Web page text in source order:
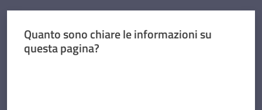
Quanto sono chiare le informazioni su
questa pagina?